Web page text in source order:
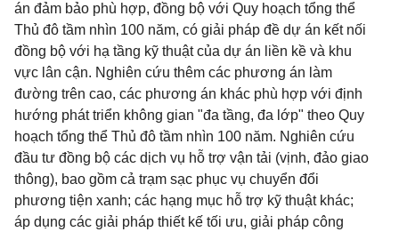
án đảm bảo phù hợp, đồng bộ với Quy hoạch tổng thể
Thủ đô tầm nhìn 100 năm, có giải pháp đề dự án kết nối
đồng bộ với hạ tầng kỹ thuật của dự án liền kề và khu
vực lân cận. Nghiên cứu thêm các phương án làm
đường trên cao, các phương án khác phù hợp với định
hướng phát triển không gian "đa tầng, đa lớp" theo Quy
hoạch tổng thể Thủ đô tầm nhìn 100 năm. Nghiên cứu
đầu tư đồng bộ các dịch vụ hỗ trợ vận tải (vịnh, đảo giao
thông), bao gồm cả trạm sạc phục vụ chuyển đổi
phương tiện xanh; các hạng mục hỗ trợ kỹ thuật khác;
áp dụng các giải pháp thiết kế tối ưu, giải pháp công